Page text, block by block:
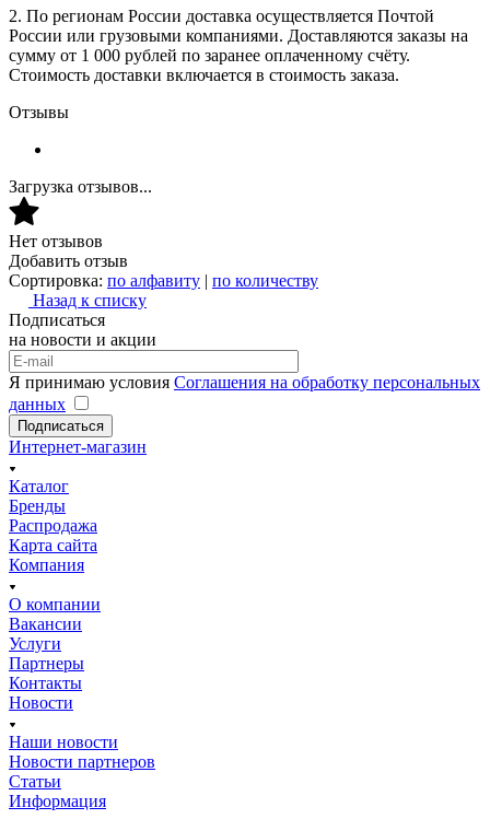
2. По регионам России доставка осуществляется Почтой
России или грузовыми компаниями. Доставляются заказы на
сумму от 1 000 рублей по заранее оплаченному счёту.
Стоимость доставки включается в стоимость заказа.
Отзывы
Загрузка отзывов...
Нет отзывов
Добавить отзыв
Сортировка: по алфавиту | по количеству
Назад к списку
Подписаться
на новости и акции
Я принимаю условия Соглашения на обработку персональных
данных
Подписаться
Интернет-магазин
Каталог
Бренды
Распродажа
Карта сайта
Компания
О компании
Вакансии
Услуги
Партнеры
Контакты
Новости
Наши новости
Новости партнеров
Статьи
Информация